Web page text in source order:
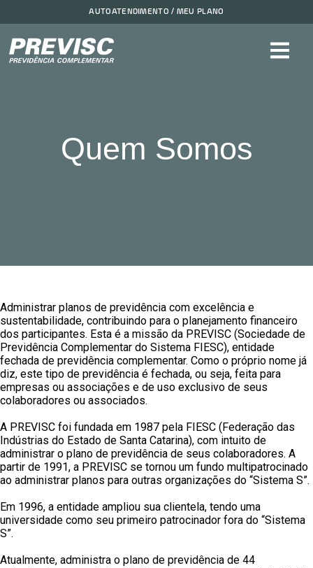
AUTOATENDIMENTO / MEU PLANO
Quem Somos
Administrar planos de previdência com excelência e
sustentabilidade, contribuindo para o planejamento financeiro
dos participantes. Esta é a missão da PREVISC (Sociedade de
Previdência Complementar do Sistema FIESC), entidade
fechada de previdência complementar. Como o próprio nome já
diz, este tipo de previdência é fechada, ou seja, feita para
empresas ou associações e de uso exclusivo de seus
colaboradores ou associados.
A PREVISC foi fundada em 1987 pela FIESC (Federação das
Indústrias do Estado de Santa Catarina), com intuito de
administrar o plano de previdência de seus colaboradores. A
partir de 1991, a PREVISC se tornou um fundo multipatrocinado
ao administrar planos para outras organizações do “Sistema S”.
Em 1996, a entidade ampliou sua clientela, tendo uma
universidade como seu primeiro patrocinador fora do “Sistema
S”.
Atualmente, administra o plano de previdência de 44